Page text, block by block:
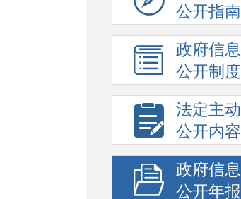
公开指南
政府信息
公开制度
法定主动
公开内容
政府信息
公开年报